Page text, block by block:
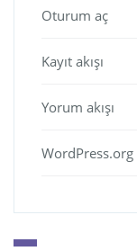
Oturum aç
Kayıt akışı
Yorum akışı
WordPress.org